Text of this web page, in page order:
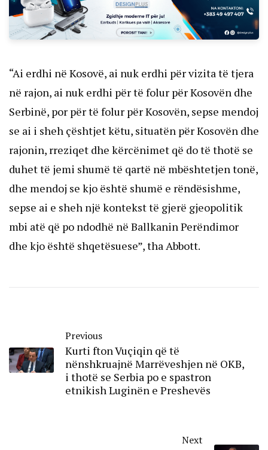
“Ai erdhi në Kosovë, ai nuk erdhi për vizita të tjera
në rajon, ai nuk erdhi për të folur për Kosovën dhe
Serbinë, por për të folur për Kosovën, sepse mendoj
se ai i sheh çështjet këtu, situatën për Kosovën dhe
rajonin, rreziqet dhe kërcënimet që do të thotë se
duhet të jemi shumë të qartë në mbështetjen tonë,
dhe mendoj se kjo është shumë e rëndësishme,
sepse ai e sheh një kontekst të gjerë gjeopolitik
mbi atë që po ndodhë në Ballkanin Perëndimor
dhe kjo është shqetësuese”, tha Abbott.
Previous
Kurti fton Vuçiqin që të
nënshkruajnë Marrëveshjen në OKB,
i thotë se Serbia po e spastron
etnikish Luginën e Preshevës
Next